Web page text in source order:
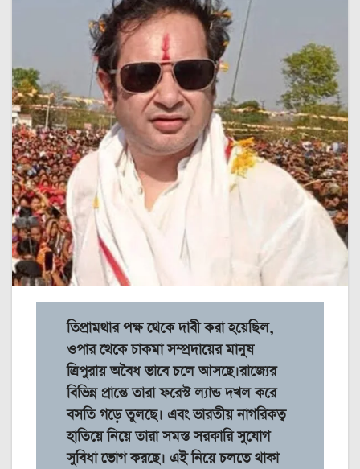
তিপ্রামথার পক্ষ থেকে দাবী করা হয়েছিল,
ওপার থেকে চাকমা সম্প্রদায়ের মানুষ
ত্রিপুরায় অবৈধ ভাবে চলে আসছে।রাজ্যের
বিভিন্ন প্রান্তে তারা ফরেস্ট ল্যান্ড দখল করে
বসতি গড়ে তুলছে। এবং ভারতীয় নাগরিকত্ব
হাতিয়ে নিয়ে তারা সমস্ত সরকারি সুযোগ
সুবিধা ভোগ করছে। এই নিয়ে চলতে থাকা